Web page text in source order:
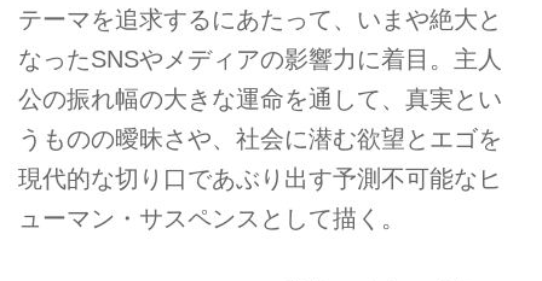
テーマを追求するにあたって、いまや絶大と
なったSNSやメディアの影響力に着目。主人
公の振れ幅の大きな運命を通して、真実とい
うものの曖昧さや、社会に潜む欲望とエゴを
現代的な切り口であぶり出す予測不可能なヒ
ューマン・サスペンスとして描く。